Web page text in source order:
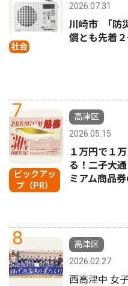
社会
2026.07.31
川崎市 ｢防
償とも先着
7
ピックアッ
プ（PR）
高津区
2026.05.15
１万円で１
る！二子大
ミアム商品
8
高津区
2026.02.27
西高津中 女